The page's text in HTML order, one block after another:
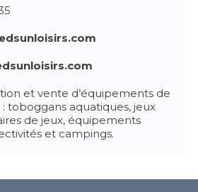
et vente d’équipements de
toboggans aquatiques, jeux
de jeux, équipements
et campings.